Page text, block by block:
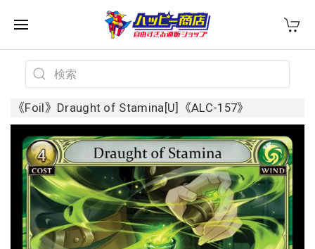
《Foil》Draught of Stamina[U]《ALC-157》